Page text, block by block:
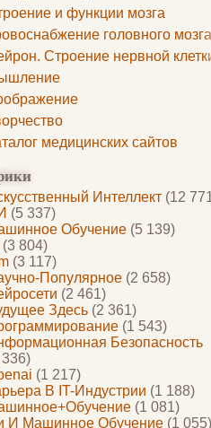
и функции мозга
головного мозга
Строение нервной
медицинских сайтов
Интеллект (12
(5 337)
Обучение (5 139)
(3 804)
(3 117)
Популярное (2 658)
(2 461)
Здесь (2 361)
(1 543)
Безопасность
336)
(1 217)
В IT-Индустрии (1 188)
(1 081)
И Машинное Обучение (1 055)